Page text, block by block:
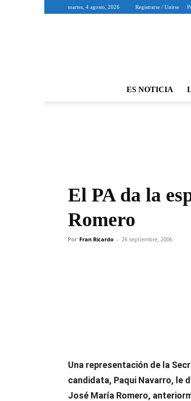
martes, 4 agosto, 2026 Registrarse / Unirse
ES NOTICIA
El PA da la
Romero
Por Fran Ricardo - 26 septiembre, 2006
Una representación de la
candidata, Paqui Navarro, le
José María Romero,